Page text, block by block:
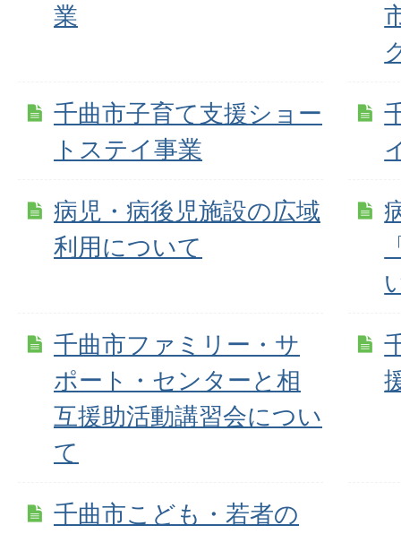
業
千曲市子育て支援ショー
トステイ事業
病児・病後児施設の広域
利用について
千曲市ファミリー・サ
ポート・センターと相
互援助活動講習会につい
て
千曲市こども・若者の